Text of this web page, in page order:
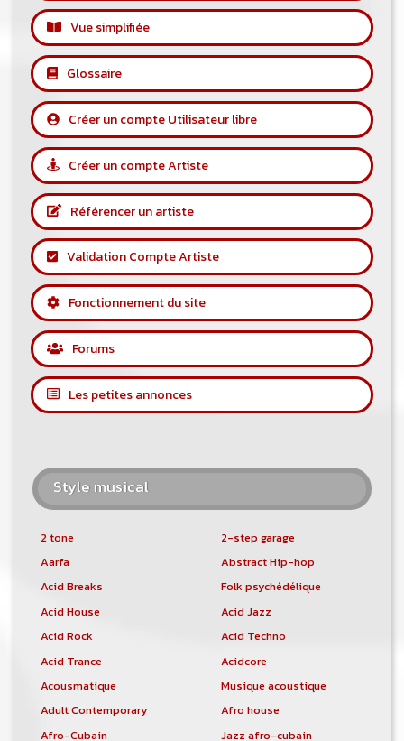
Vue simplifiée
Glossaire
Créer un compte Utilisateur libre
Créer un compte Artiste
Référencer un artiste
Validation Compte Artiste
Fonctionnement du site
Forums
Les petites annonces
Style musical
2 tone
2-step garage
Aarfa
Abstract Hip-hop
Acid Breaks
Folk psychédélique
Acid House
Acid Jazz
Acid Rock
Acid Techno
Acid Trance
Acidcore
Acousmatique
Musique acoustique
Adult Contemporary
Afro house
Afro-Cubain
Jazz afro-cubain